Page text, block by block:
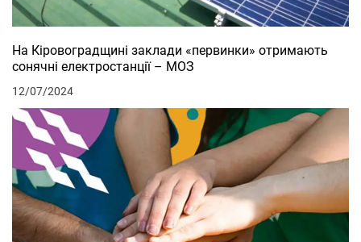
На Кіровоградщині заклади «первинки» отримають
сонячні електростанції – МОЗ
12/07/2024